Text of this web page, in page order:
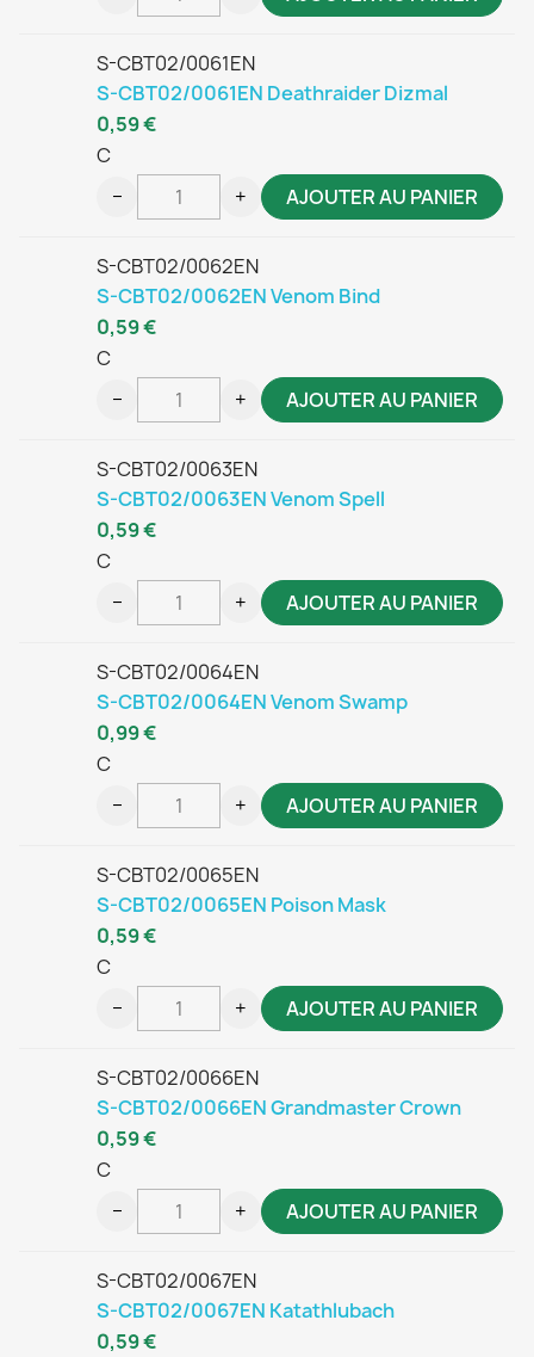
S-CBT02/0061EN
S-CBT02/0061EN Deathraider Dizmal
C
0,59 €
− + AJOUTER AU PANIER
S-CBT02/0062EN
S-CBT02/0062EN Venom Bind
C
0,59 €
− + AJOUTER AU PANIER
S-CBT02/0063EN
S-CBT02/0063EN Venom Spell
C
0,59 €
− + AJOUTER AU PANIER
S-CBT02/0064EN
S-CBT02/0064EN Venom Swamp
C
0,99 €
− + AJOUTER AU PANIER
S-CBT02/0065EN
S-CBT02/0065EN Poison Mask
C
0,59 €
− + AJOUTER AU PANIER
S-CBT02/0066EN
S-CBT02/0066EN Grandmaster Crown
C
0,59 €
− + AJOUTER AU PANIER
S-CBT02/0067EN
S-CBT02/0067EN Katathlubach
0,59 €